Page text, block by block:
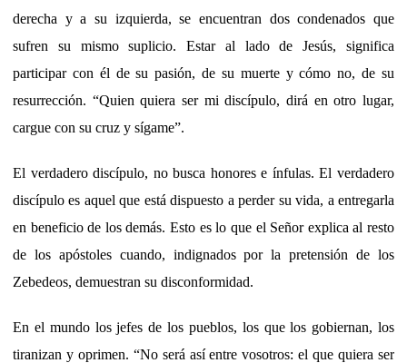
derecha y a su izquierda, se encuentran dos condenados que
sufren su mismo suplicio. Estar al lado de Jesús, significa
participar con él de su pasión, de su muerte y cómo no, de su
resurrección. “Quien quiera ser mi discípulo, dirá en otro lugar,
cargue con su cruz y sígame”.
El verdadero discípulo, no busca honores e ínfulas. El verdadero
discípulo es aquel que está dispuesto a perder su vida, a entregarla
en beneficio de los demás. Esto es lo que el Señor explica al resto
de los apóstoles cuando, indignados por la pretensión de los
Zebedeos, demuestran su disconformidad.
En el mundo los jefes de los pueblos, los que los gobiernan, los
tiranizan y oprimen. “No será así entre vosotros: el que quiera ser